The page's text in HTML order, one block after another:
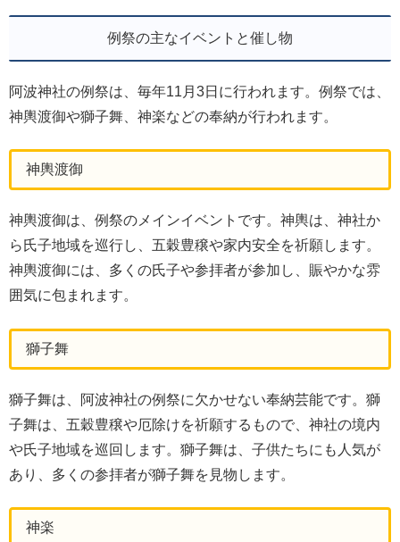
例祭の主なイベントと催し物
阿波神社の例祭は、毎年11月3日に行われます。例祭では、
神輿渡御や獅子舞、神楽などの奉納が行われます。
神輿渡御
神輿渡御は、例祭のメインイベントです。神輿は、神社か
ら氏子地域を巡行し、五穀豊穣や家内安全を祈願します。
神輿渡御には、多くの氏子や参拝者が参加し、賑やかな雰
囲気に包まれます。
獅子舞
獅子舞は、阿波神社の例祭に欠かせない奉納芸能です。獅
子舞は、五穀豊穣や厄除けを祈願するもので、神社の境内
や氏子地域を巡回します。獅子舞は、子供たちにも人気が
あり、多くの参拝者が獅子舞を見物します。
神楽